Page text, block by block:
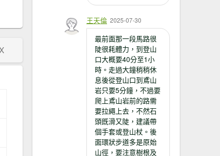
王天倫 2025-07-30
最前面那一段馬路很
陡很耗體力，到登山
口大概要40分至1小
時。走過大鐘稍稍休
息後從登山口到鳶山
岩只要5分鐘，不過要
爬上鳶山岩前的路需
要拉繩上去，不然石
頭既滑又陡，建議帶
個手套或登山杖。後
面環狀步道多是原始
山徑，要注意樹根及